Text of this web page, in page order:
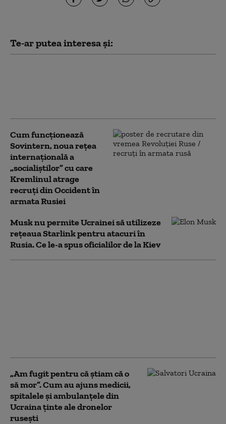
Te-ar putea interesa și:
Cum funcționează
Sovintern, noua rețea
internațională a
„socialiștilor” cu care
Kremlinul atrage
recruți din Occident în
armata Rusiei
Musk nu permite Ucrainei să utilizeze
reţeaua Starlink pentru atacuri în
Rusia. Ce le-a spus oficialilor de la Kiev
„Am fugit pentru că știam că o
să mor”. Cum au ajuns medicii,
spitalele și ambulanțele din
Ucraina ținte ale dronelor
rusești